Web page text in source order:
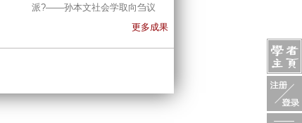
派?——孙本文社会学取向刍议
更多成果